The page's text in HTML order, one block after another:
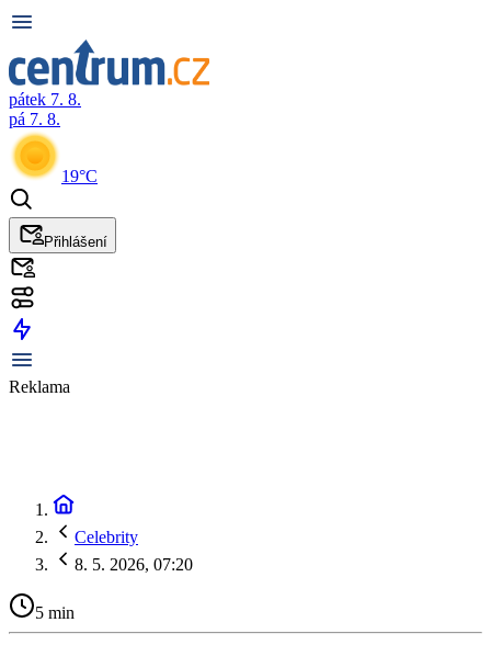
pátek 7. 8.
pá 7. 8.
19°C
Přihlášení
Reklama
Celebrity
8. 5. 2026, 07:20
5 min